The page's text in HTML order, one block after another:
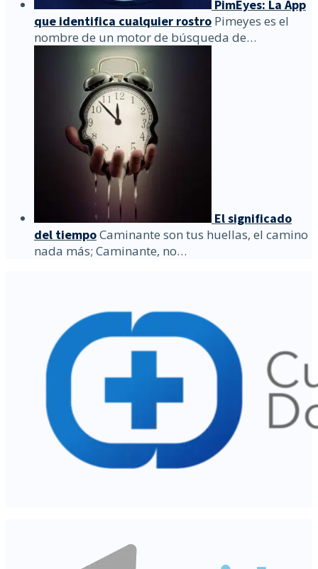
PimEyes: La App
que identifica cualquier rostro Pimeyes es el
nombre de un motor de búsqueda de…
El significado
del tiempoCaminante son tus huellas, el camino
nada más; Caminante, no…